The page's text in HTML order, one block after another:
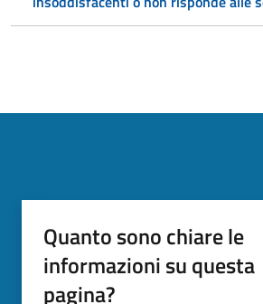
Quanto sono chiare le
informazioni su questa
pagina?